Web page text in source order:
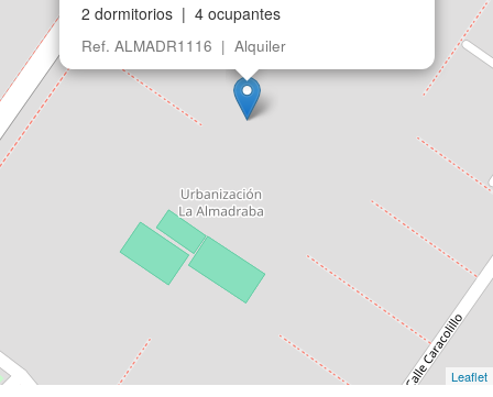
2 dormitorios | 4 ocupantes
Ref. ALMADR1116 | Alquiler
Leaflet